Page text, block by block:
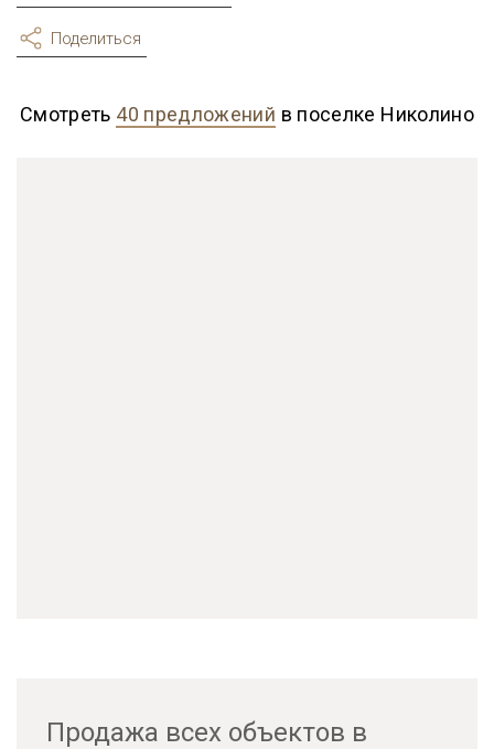
Поделиться
Смотреть 40 предложений в поселке Николино
Продажа всех объектов в